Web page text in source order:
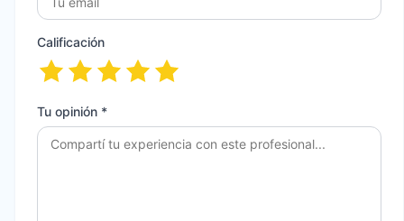
Calificación
Tu opinión *